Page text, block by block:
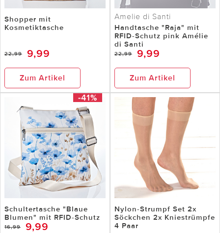
Shopper mit
Kosmetiktasche
22,99 9,99
Zum Artikel
Amelie di Santi
Handtasche "Raja" mit
RFID-Schutz pink Amélie
di Santi
22,99 9,99
Zum Artikel
-41%
Schultertasche "Blaue
Blumen" mit RFID-Schutz
16,99 9,99
Nylon-Strumpf Set 2x
Söckchen 2x Kniestrümpfe
4 Paar